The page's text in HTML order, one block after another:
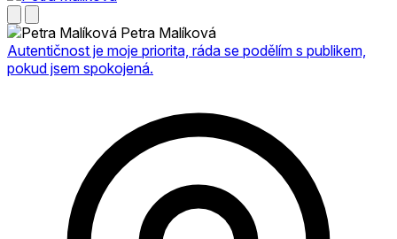
Petra Malíková
Autentičnost je moje priorita, ráda se podělím s publikem,
pokud jsem spokojená.